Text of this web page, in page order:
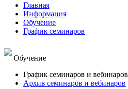
Главная
Информация
Обучение
График семинаров
Обучение
График семинаров и вебинаров
Архив семинаров и вебинаров